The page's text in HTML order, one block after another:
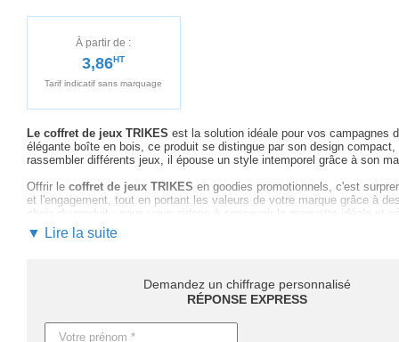
À partir de :
3,86HT
Tarif indicatif sans marquage
Le coffret de jeux TRIKES est la solution idéale pour vos campagnes
élégante boîte en bois, ce produit se distingue par son design
rassembler différents jeux, il épouse un style intemporel grâce à son
Offrir le coffret de jeux TRIKES en goodies promotionnels, c'est
et l'engagement, tout en portant les valeurs de votre marque grâce à
choix du produit : nous vous aidons à concevoir la maquette idéale et
L'expérience du jeu
Les délais de livraison pour lecoffret TRIKESpeuvent varier selon
jours pour les produits personnalisés. Pour des besoins urgents,
Ne tardez pas à faireressortir votre marque avec le coffret de jeux
polyvalent dansvotre stratégie marketing innovante
▼ Lire la suite
Demandez un chiffrage personnalisé
RÉPONSE EXPRESS